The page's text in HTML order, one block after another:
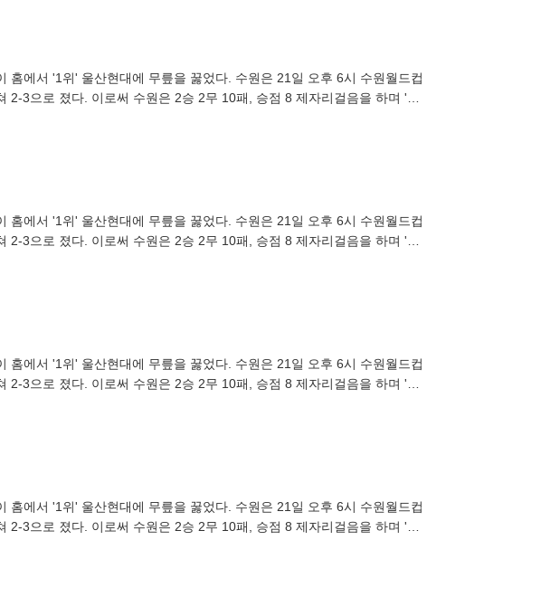
홈에서 '1위' 울산현대에 무릎을 꿇었다. 수원은 21일 오후 6시 수원월드컵
3으로 졌다. 이로써 수원은 2승 2무 10패, 승점 8 제자리걸음을 하며 '최
홈에서 '1위' 울산현대에 무릎을 꿇었다. 수원은 21일 오후 6시 수원월드컵
3으로 졌다. 이로써 수원은 2승 2무 10패, 승점 8 제자리걸음을 하며 '최
홈에서 '1위' 울산현대에 무릎을 꿇었다. 수원은 21일 오후 6시 수원월드컵
3으로 졌다. 이로써 수원은 2승 2무 10패, 승점 8 제자리걸음을 하며 '최
홈에서 '1위' 울산현대에 무릎을 꿇었다. 수원은 21일 오후 6시 수원월드컵
3으로 졌다. 이로써 수원은 2승 2무 10패, 승점 8 제자리걸음을 하며 '최